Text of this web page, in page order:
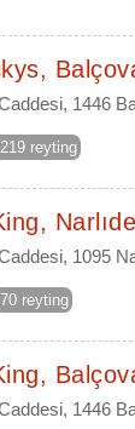
1446
reyting
1095
reyting
1446